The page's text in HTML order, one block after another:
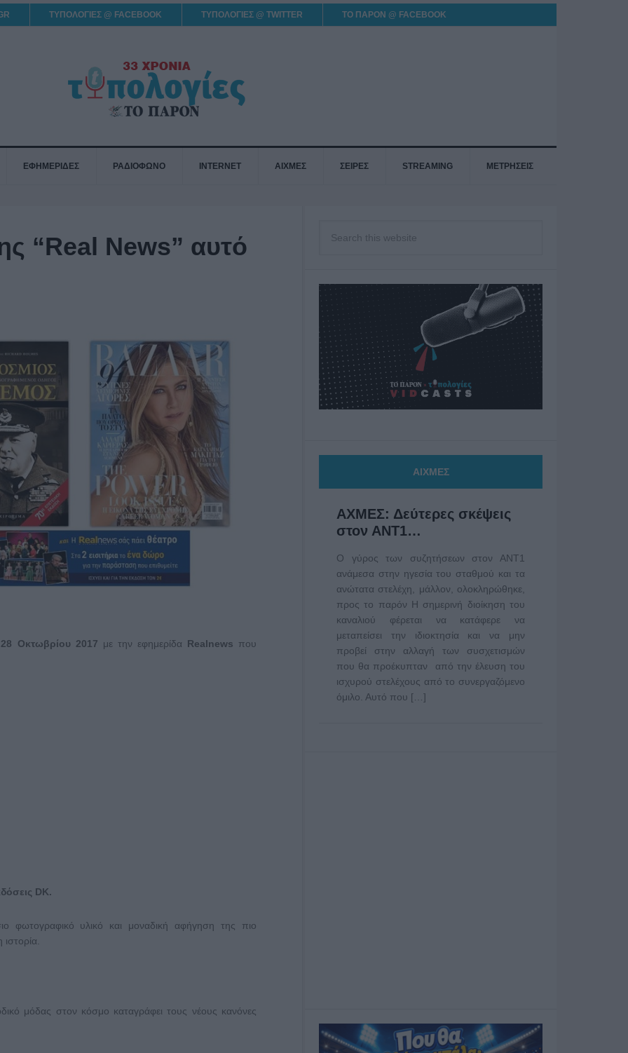
ΤΥΠΟΛΟΓΙΕΣ @ FACEBOOK ΤΥΠΟΛΟΓΙΕΣ @ TWITTER ΤΟ ΠΑΡΟΝ @ FACEBOOK
ΕΦΗΜΕΡΙΔΕΣ ΡΑΔΙΟΦΩΝΟ INTERNET ΑΙΧΜΕΣ ΣΕΙΡΕΣ STREAMING ΜΕΤΡΗΣΕΙΣ
“Real News” αυτό
Οκτωβρίου 2017 με την εφημερίδα Realnews που
DK.
φωτογραφικό υλικό και μοναδική αφήγηση της πιο
μόδας στον κόσμο καταγράφει τους νέους κανόνες
ΑΙΧΜΕΣ
ΑΧΜΕΣ: Δεύτερες σκέψεις
στον ΑΝΤ1…
Ο γύρος των συζητήσεων στον ΑΝΤ1
ανάμεσα στην ηγεσία του σταθμού και τα
ανώτατα στελέχη, μάλλον, ολοκληρώθηκε,
προς το παρόν Η σημερινή διοίκηση του
καναλιού φέρεται να κατάφερε να
μεταπείσει την ιδιοκτησία και να μην
προβεί στην αλλαγή των συσχετισμών
που θα προέκυπταν από την έλευση του
ισχυρού στελέχους από το συνεργαζόμενο
όμιλο. Αυτό που […]